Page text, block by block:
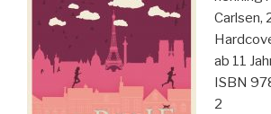
Carlsen,
ab 11
ISBN
2